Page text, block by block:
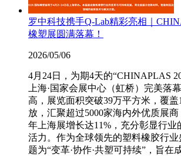
罗中科技携手Q-Lab精彩亮相｜
橡塑展圆满落幕！
2026/05/06
4月24日，为期4天的“CHINAPLAS
上海·国家会展中心（虹桥）完美落
高，展览面积突破39万平方米，覆
放，汇聚超过5000家海内外优质展
年上海展增长达11%，充分彰显行业
活力。作为全球领先的塑料橡胶行
题为“变革·协作·共塑可持续”，旨在